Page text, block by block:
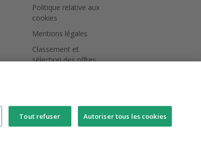
Politique relative aux
cookies
Mentions légales
Classement et
sélection des offres
Tout refuser Autoriser tous les cookies